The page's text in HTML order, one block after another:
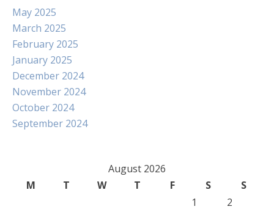
May 2025
March 2025
February 2025
January 2025
December 2024
November 2024
October 2024
September 2024
August 2026
M
T W T F S
S
1
2